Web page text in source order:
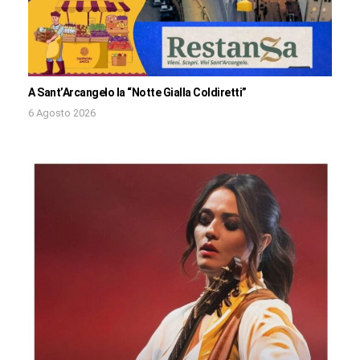
A Sant’Arcangelo la “Notte Gialla Coldiretti”
6 Agosto 2026